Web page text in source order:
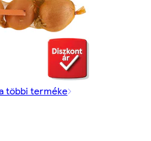
többi terméke